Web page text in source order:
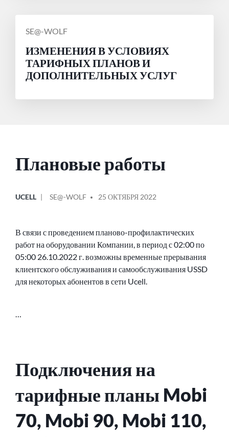
СООБЩЕНИЕ
SE@-WOLF
ИЗМЕНЕНИЯ В УСЛОВИЯХ
ТАРИФНЫХ ПЛАНОВ И
ДОПОЛНИТЕЛЬНЫХ УСЛУГ
Плановые работы
В
UCELL
ОТ
SE@-WOLF 25 ОКТЯБРЯ 2022
В связи с проведением планово-профилактических
работ на оборудовании Компании, в период с 02:00 по
05:00 26.10.2022 г. возможны временные прерывания
клиентского обслуживания и самообслуживания USSD
для некоторых абонентов в сети Ucell.
Подключения на
тарифные планы Mobi
70, Mobi 90, Mobi 110,